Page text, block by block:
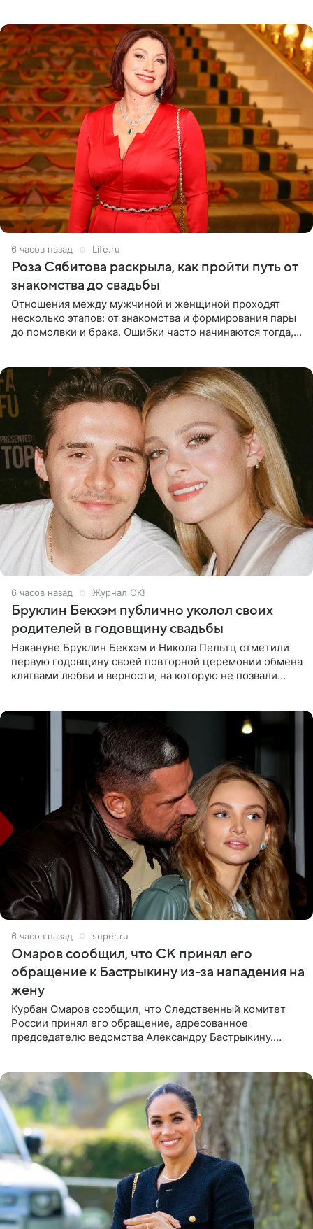
6 часов назад Life.ru
Роза Сябитова раскрыла, как пройти путь от
знакомства до свадьбы
Отношения между мужчиной и женщиной проходят
несколько этапов: от знакомства и формирования пары
до помолвки и брака. Ошибки часто начинаются тогда,
6 часов назад Журнал OK!
Бруклин Бекхэм публично уколол своих
родителей в годовщину свадьбы
Накануне Бруклин Бекхэм и Никола Пельтц отметили
первую годовщину своей повторной церемонии обмена
клятвами любви и верности, на которую не позвали
6 часов назад super.ru
Омаров сообщил, что СК принял его
обращение к Бастрыкину из-за нападения на
жену
Курбан Омаров сообщил, что Следственный комитет
России принял его обращение, адресованное
председателю ведомства Александру Бастрыкину.